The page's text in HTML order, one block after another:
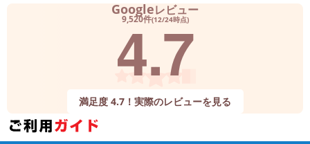
Googleレビュー
9,520件(12/24時点)
4.7
満足度 4.7！実際のレビューを見る